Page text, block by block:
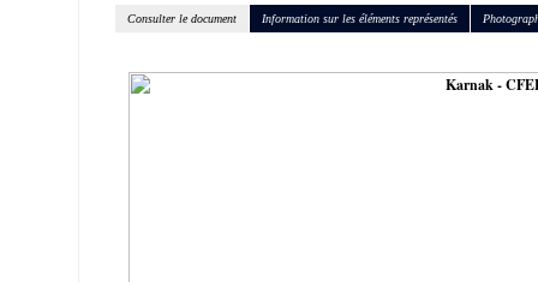
Consulter le document Information sur les éléments représentés